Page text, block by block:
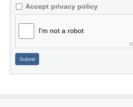
Accept privacy policy
I'm not a robot
Submit